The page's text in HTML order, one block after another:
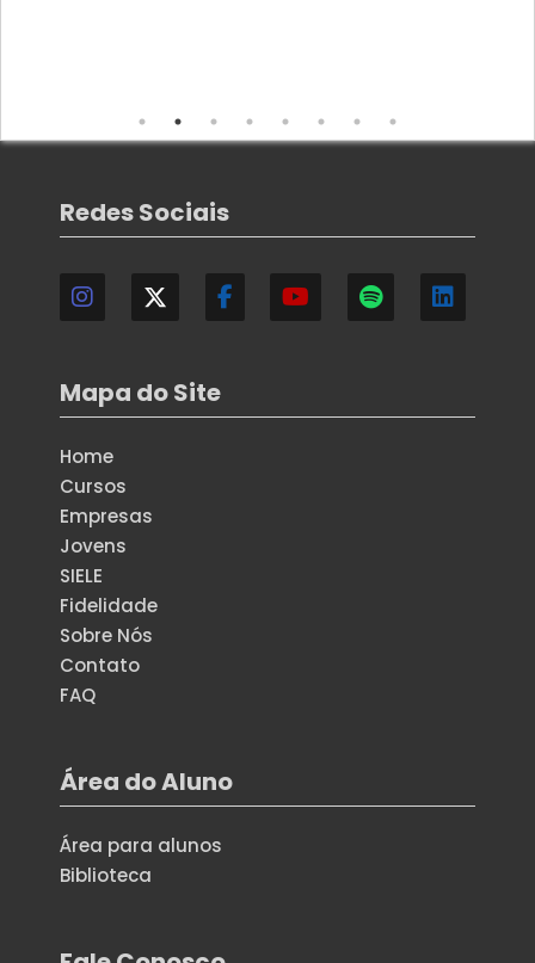
Redes Sociais
Mapa do Site
Home
Cursos
Empresas
Jovens
SIELE
Fidelidade
Sobre Nós
Contato
FAQ
Área do Aluno
Área para alunos
Biblioteca